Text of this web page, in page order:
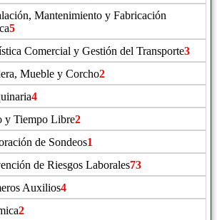
Mantenimiento y Fabricación
5
Comercial y Gestión del Transporte3
Mueble y Corcho2
4
y Tiempo Libre2
de Sondeos1
de Riesgos Laborales73
Auxilios4
2